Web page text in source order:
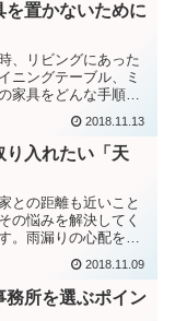
を置かないために
、リビングにあった
ニングテーブル、ミ
家具をどんな手順で
2018.11.13
り入れたい「天
との距離も近いこと
の悩みを解決してく
。雨漏りの心配をす
2018.11.09
務所を選ぶポイン